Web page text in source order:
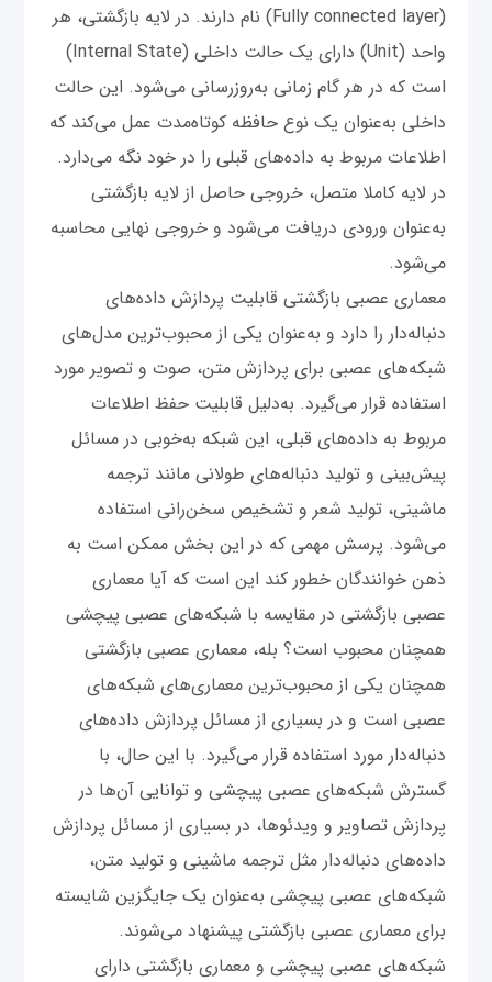
(Fully connected layer) نام دارند. در لایه بازگشتی، هر
واحد (Unit) دارای یک حالت داخلی (Internal State)
است که در هر گام زمانی به‌روزرسانی می‌شود. این حالت
داخلی به‌عنوان یک نوع حافظه کوتاه‌مدت عمل می‌کند که
اطلاعات مربوط به داده‌های قبلی را در خود نگه می‌دارد.
در لایه کاملا متصل، خروجی حاصل از لایه بازگشتی
به‌عنوان ورودی دریافت می‌شود و خروجی نهایی محاسبه
می‌شود.
معماری عصبی بازگشتی قابلیت پردازش داده‌های
دنباله‌دار را دارد و به‌عنوان یکی از محبوب‌ترین مدل‌های
شبکه‌های عصبی برای پردازش متن، صوت و تصویر مورد
استفاده قرار می‌گیرد. به‌دلیل قابلیت حفظ اطلاعات
مربوط به داده‌های قبلی، این شبکه به‌خوبی در مسائل
پیش‌بینی و تولید دنباله‌های طولانی مانند ترجمه
ماشینی، تولید شعر و تشخیص سخن‌رانی استفاده
می‌شود. پرسش مهمی که در این بخش ممکن است به
ذهن خوانندگان خطور کند این است که آیا معماری
عصبی بازگشتی در مقایسه با شبکه‌های عصبی پیچشی
همچنان محبوب است؟ بله، معماری عصبی بازگشتی
همچنان یکی از محبوب‌ترین معماری‌های شبکه‌های
عصبی است و در بسیاری از مسائل پردازش داده‌های
دنباله‌دار مورد استفاده قرار می‌گیرد. با این حال، با
گسترش شبکه‌های عصبی پیچشی و توانایی آن‌ها در
پردازش تصاویر و ویدئوها، در بسیاری از مسائل پردازش
داده‌های دنباله‌دار مثل ترجمه ماشینی و تولید متن،
شبکه‌های عصبی پیچشی به‌عنوان یک جایگزین شایسته
برای معماری عصبی بازگشتی پیشنهاد می‌شوند.
شبکه‌های عصبی پیچشی و معماری بازگشتی دارای